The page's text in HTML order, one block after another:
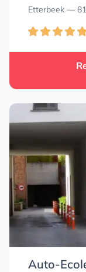
Etterbeek —
Auto-